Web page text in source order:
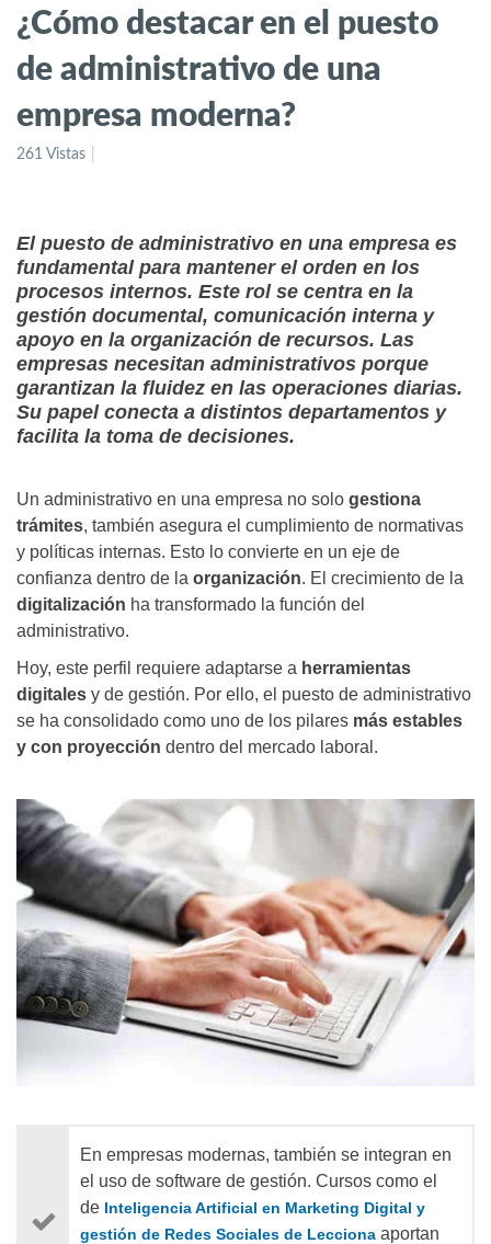
¿Cómo destacar en el puesto
de administrativo de una
empresa moderna?
261 Vistas
El puesto de administrativo en una empresa es
fundamental para mantener el orden en los
procesos internos. Este rol se centra en la
gestión documental, comunicación interna y
apoyo en la organización de recursos. Las
empresas necesitan administrativos porque
garantizan la fluidez en las operaciones diarias.
Su papel conecta a distintos departamentos y
facilita la toma de decisiones.
Un administrativo en una empresa no solo gestiona
trámites, también asegura el cumplimiento de normativas
y políticas internas. Esto lo convierte en un eje de
confianza dentro de la organización. El crecimiento de la
digitalización ha transformado la función del
administrativo.
Hoy, este perfil requiere adaptarse a herramientas
digitales y de gestión. Por ello, el puesto de administrativo
se ha consolidado como uno de los pilares más estables
y con proyección dentro del mercado laboral.
En empresas modernas, también se integran en
el uso de software de gestión. Cursos como el
de Inteligencia Artificial en Marketing Digital y
gestión de Redes Sociales de Lecciona aportan